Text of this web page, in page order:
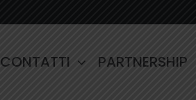
CONTATTI PARTNERSHIP